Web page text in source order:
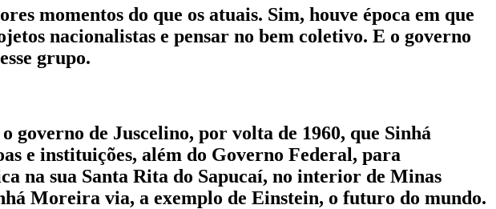
momentos do que os atuais. Sim, houve época em que
nacionalistas e pensar no bem coletivo. E o governo
grupo.
de Juscelino, por volta de 1960, que Sinhá
e instituições, além do Governo Federal, para
na sua Santa Rita do Sapucaí, no interior de Minas
Moreira via, a exemplo de Einstein, o futuro do mundo.